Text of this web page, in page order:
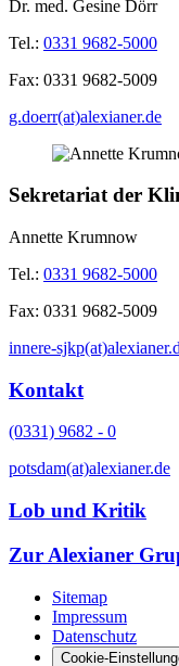
Dr. med. Gesine Dörr
Tel.: 0331 9682-5000
Fax: 0331 9682-5009
g.doerr(at)alexianer.de
Sekretariat der
Annette Krumnow
Tel.: 0331 9682-5000
Fax: 0331 9682-5009
innere-
Kontakt
(0331) 9682 - 0
potsdam(at)alexianer.de
Lob und Kritik
Zur Alexianer
Sitemap
Impressum
Datenschutz
Cookie-